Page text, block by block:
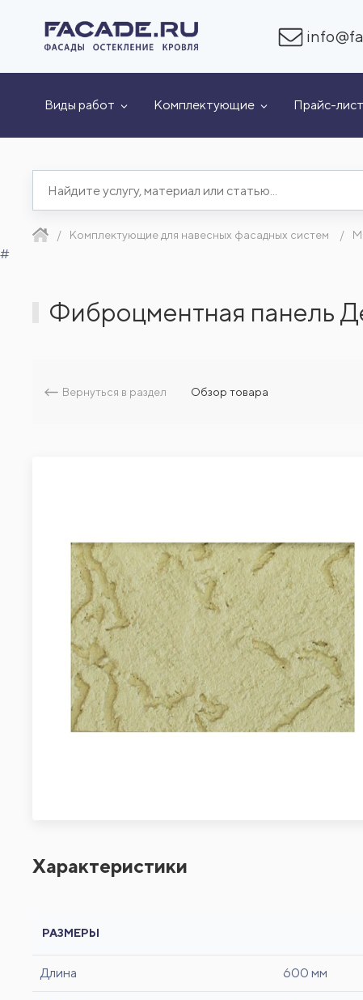
Виды работ Комплектующие Прайс-лист
Комплектующие для навесных фасадных систем
#
Фиброцментная панель
Вернуться в раздел Обзор товара
Характеристики
РАЗМЕРЫ
Длина 600 мм